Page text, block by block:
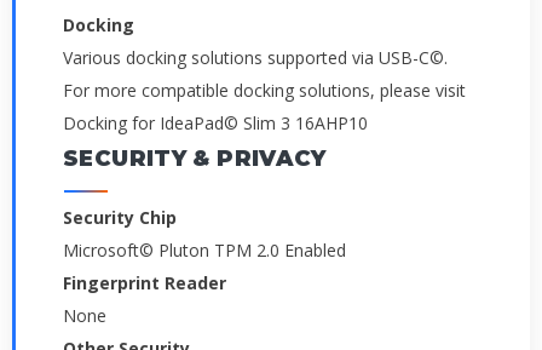
Docking
Various docking solutions supported via USB-C©.
For more compatible docking solutions, please visit
Docking for IdeaPad© Slim 3 16AHP10
SECURITY & PRIVACY
Security Chip
Microsoft© Pluton TPM 2.0 Enabled
Fingerprint Reader
None